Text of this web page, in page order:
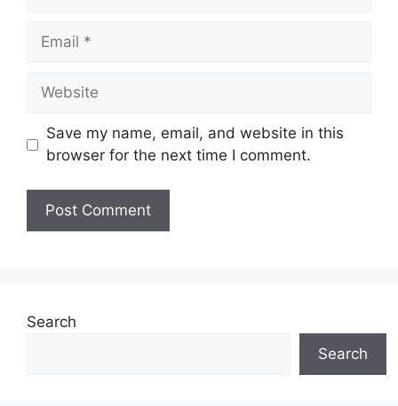
Email
Website
Save my name, email, and website in this
browser for the next time I comment.
Search
Search